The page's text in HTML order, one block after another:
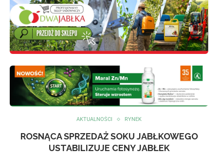
AKTUALNOŚCI RYNEK
ROSNĄCA SPRZEDAŻ SOKU JABŁKOWEGO
USTABILIZUJE CENY JABŁEK